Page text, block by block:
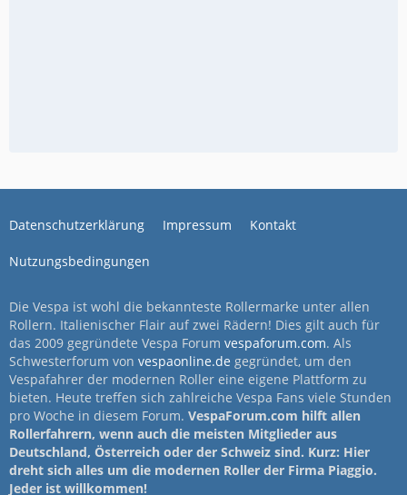
Datenschutzerklärung Impressum Kontakt
Nutzungsbedingungen
Die Vespa ist wohl die bekannteste Rollermarke unter allen
Rollern. Italienischer Flair auf zwei Rädern! Dies gilt auch für
das 2009 gegründete Vespa Forum vespaforum.com. Als
Schwesterforum von vespaonline.de gegründet, um den
Vespafahrer der modernen Roller eine eigene Plattform zu
bieten. Heute treffen sich zahlreiche Vespa Fans viele Stunden
pro Woche in diesem Forum. VespaForum.com hilft allen
Rollerfahrern, wenn auch die meisten Mitglieder aus
Deutschland, Österreich oder der Schweiz sind. Kurz: Hier
dreht sich alles um die modernen Roller der Firma Piaggio.
Jeder ist willkommen!